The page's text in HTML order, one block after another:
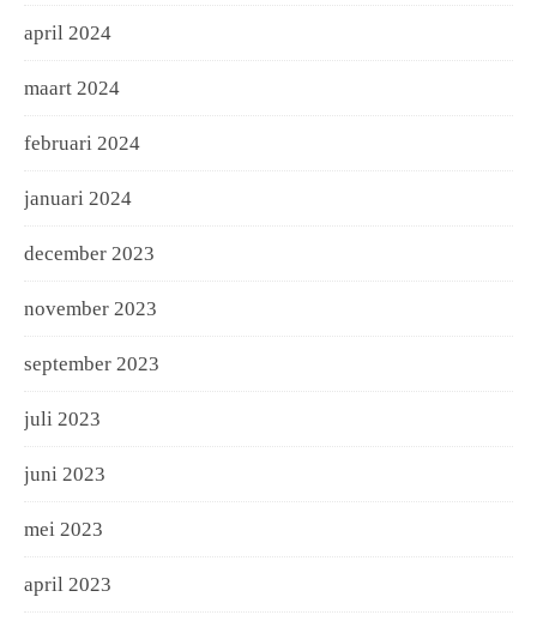
april 2024
maart 2024
februari 2024
januari 2024
december 2023
november 2023
september 2023
juli 2023
juni 2023
mei 2023
april 2023